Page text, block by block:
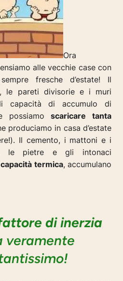
Ora
alle vecchie case con
fresche d’estate! Il
le pareti divisorie e i muri
capacità di accumulo di
possiamoscaricare tanta
produciamo in casa d’estate
). Il cemento, i mattoni e i
le pietre e gli intonaci
termica, accumulano
di inerzia
veramente